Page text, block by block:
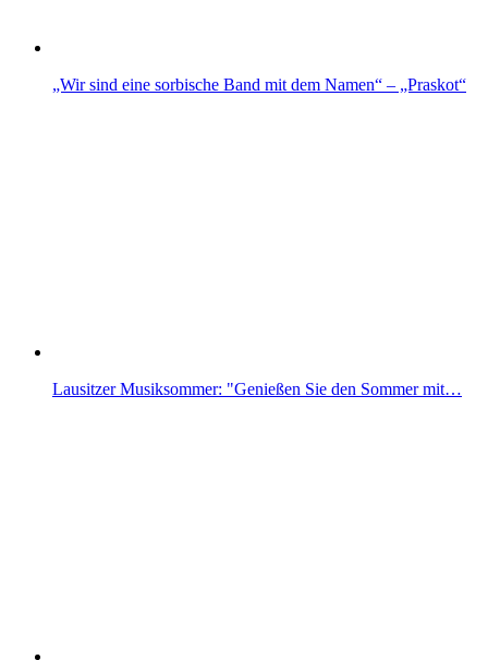
„Wir sind eine sorbische Band mit dem Namen“ – „Praskot“
Lausitzer Musiksommer: "Genießen Sie den Sommer mit…